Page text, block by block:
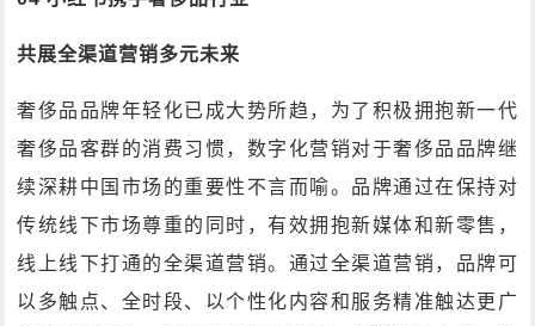
共展全渠道营销多元未来
奢侈品品牌年轻化已成大势所趋，为了积极拥抱新一代
奢侈品客群的消费习惯，数字化营销对于奢侈品品牌继
续深耕中国市场的重要性不言而喻。品牌通过在保持对
传统线下市场尊重的同时，有效拥抱新媒体和新零售，
线上线下打通的全渠道营销。通过全渠道营销，品牌可
以多触点、全时段、以个性化内容和服务精准触达更广